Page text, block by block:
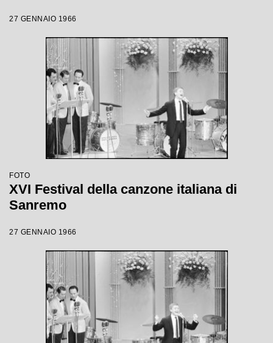
27 GENNAIO 1966
FOTO
XVI Festival della canzone italiana di
Sanremo
27 GENNAIO 1966